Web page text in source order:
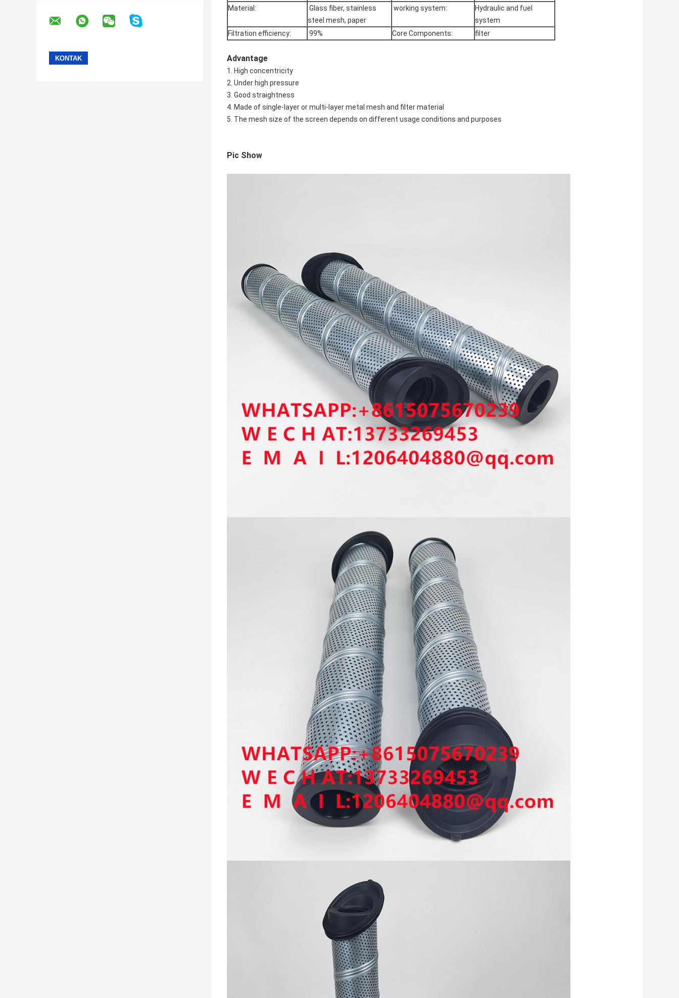
Material:
Glass fiber, stainless
steel mesh, paper
working system:
Hydraulic and fuel
system
Filtration efficiency:
99% Core Components: filter
Advantage
1. High concentricity
2. Under high pressure
3. Good straightness
4. Made of single-layer or multi-layer metal mesh and filter material
5. The mesh size of the screen depends on different usage conditions and purposes
Pic Show